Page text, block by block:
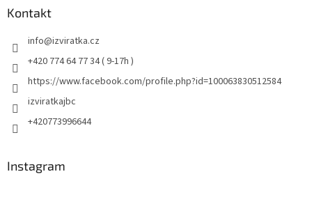
Kontakt
info@izviratka.cz
+420 774 64 77 34 ( 9-17h )
https://www.facebook.com/profile.php?id=100063830512584
izviratkajbc
+420773996644
Instagram